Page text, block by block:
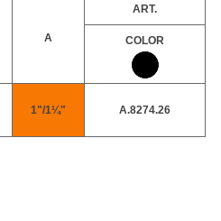
A
ART.
COLOR
1"/1¼" A.8274.26